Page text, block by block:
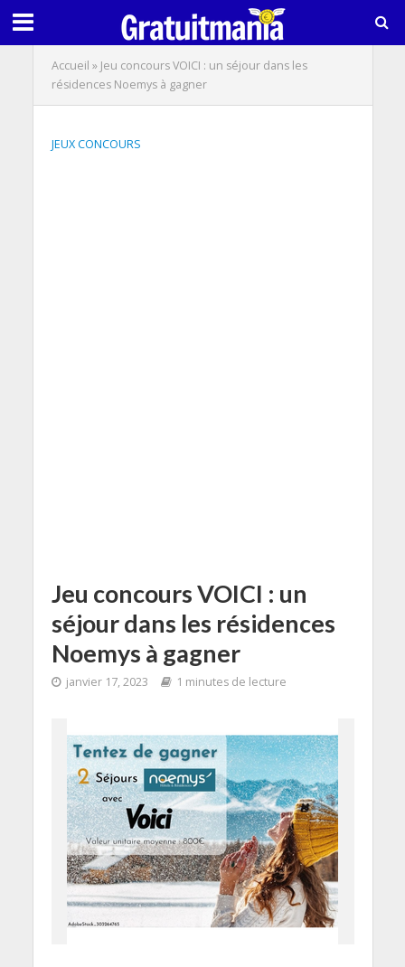
Accueil » Jeu concours VOICI : un séjour dans les
résidences Noemys à gagner
JEUX CONCOURS
Jeu concours VOICI : un
séjour dans les résidences
Noemys à gagner
janvier 17, 2023 1 minutes de lecture